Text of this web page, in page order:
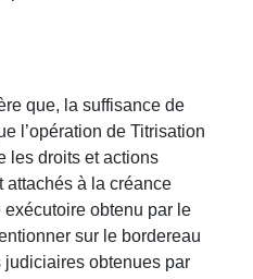
que, la suffisance de
l’opération de Titrisation
les droits et actions
attachés à la créance
obtenu par le
sur le bordereau
obtenues par